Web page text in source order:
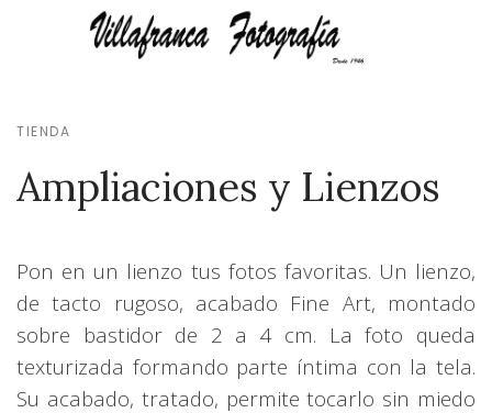
TIENDA
Ampliaciones y Lienzos
Pon en un lienzo tus fotos favoritas. Un lienzo,
de tacto rugoso, acabado Fine Art, montado
sobre bastidor de 2 a 4 cm. La foto queda
texturizada formando parte íntima con la tela.
Su acabado, tratado, permite tocarlo sin miedo